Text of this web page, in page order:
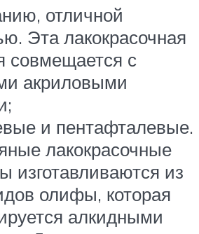
отличной
Эта лакокрасочная
совмещается с
акриловыми
и пентафталевые.
лакокрасочные
изготавливаются из
олифы, которая
алкидными